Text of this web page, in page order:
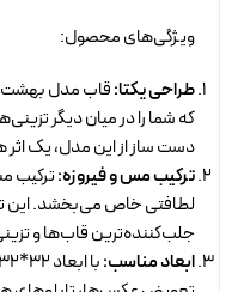
ویژگی‌های محصول:
طراحی یکتا:قاب مدل بهشت
که شما را در میان دیگر
دست ساز از این مدل، یک
ترکیب مس و فیروزه:ترکیب
لطافتی خاص می‌بخشد. این
جلب‌کننده‌ترین قاب‌ها و
ابعاد مناسب: